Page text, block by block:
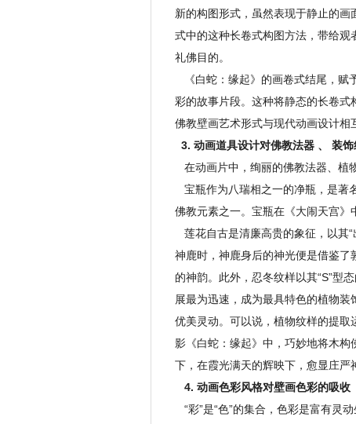
新的构图形式，虽然表现于静止的
式中的这种长卷式构图方法，带给
礼佛目的。
《白蛇：缘起》的画卷式结尾，赋
彩的故事片段。这种将静态的长卷
佛教壁画艺术形式与现代动画设计相
3. 动画道具设计对佛教法器 、 装
在动画片中，绚丽的佛教法器、植
宝瓶作为八瑞相之一的净瓶，是著
佛教元素之一。宝瓶在《大闹天宫》
莲花自古是清廉高贵的象征，以其
神鹿时，神鹿身后的神光便是借鉴
的神韵。此外，忍冬纹样以其“S”型
展最为迅速，成为最具特色的植物
优美灵动。可以说，植物纹样的提
影《白蛇：缘起》中，巧妙地将木
下，在霞光满天的辉映下，愈显庄严
4. 动画色彩风格对壁画色彩的吸收
“彩”是“色”的集合，色彩是富有灵